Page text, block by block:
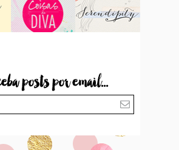
posts por email...